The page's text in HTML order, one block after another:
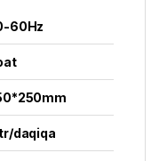
60Hz
daqiqa